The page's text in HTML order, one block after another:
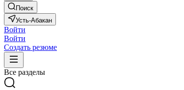
Поиск
Усть-Абакан
Войти
Войти
Создать резюме
Все разделы